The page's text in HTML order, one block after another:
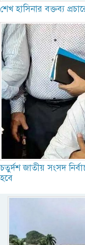
শেখ হাসিনার বক্তব্য
চতুর্দশ জাতীয় সংসদ
হবে